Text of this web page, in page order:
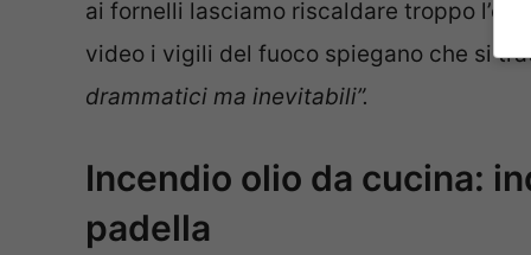
ai fornelli lasciamo riscaldare troppo
video i vigili del fuoco spiegano che si
drammatici ma inevitabili”.
Incendio olio da cucina:
padella